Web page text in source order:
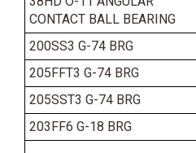
CONTACT BALL BEARING
200SS3 G-74 BRG
205FFT3 G-74 BRG
205SST3 G-74 BRG
203FF6 G-18 BRG